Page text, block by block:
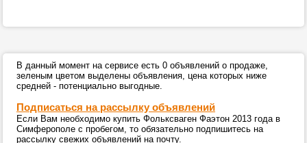
В данный момент на сервисе есть 0 объявлений о продаже,
зеленым цветом выделены объявления, цена которых ниже
средней - потенциально выгодные.
Подписаться на рассылку объявлений
Если Вам необходимо купить Фольксваген Фаэтон 2013 года в
Симферополе с пробегом, то обязательно подпишитесь на
рассылку свежих объявлений на почту.